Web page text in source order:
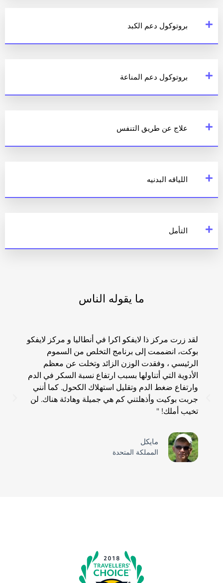
بروتوكول دعم الكبد
بروتوكول دعم المناعة
علاج عن طريق التنفس
اللياقه البدنيه
التأمل
ما يقوله الناس
لقد زرت مركز ذا لايفكو اكرا في أنطاليا و مركز لايفكو
بوكت، انضممت إلى برنامج التخلص من السموم
الرئيسي ، وفقدت الوزن الزائد وتخلت عن معظم
الأدوية التي أتناولها بسبب ارتفاع نسبة السكر في الدم
وارتفاع ضغط الدم وتقليل استهلاك الكحول. كما أنني
جربت بوكيت وأذهلتني كم هي جميلة وهادئة هناك. لن
تخيب أملك! "
مايكل
المملكة المتحدة